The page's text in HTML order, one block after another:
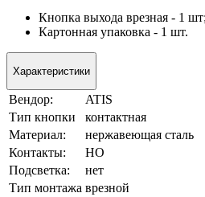
Кнопка выхода врезная - 1 шт;
Картонная упаковка - 1 шт.
Характеристики
Вендор:
ATIS
Тип кнопки
контактная
Материал:
нержавеющая сталь
Контакты:
НО
Подсветка:
нет
Tип мoнтaжa врезной